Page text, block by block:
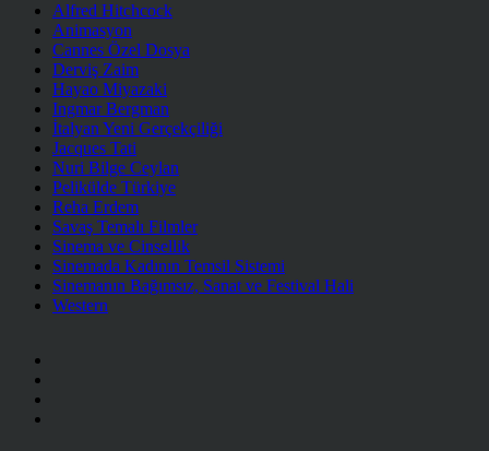
Alfred Hitchcock
Animasyon
Cannes Özel Dosya
Derviş Zaim
Hayao Miyazaki
Ingmar Bergman
İtalyan Yeni Gerçekçiliği
Jacques Tati
Nuri Bilge Ceylan
Pelikülde Türkiye
Reha Erdem
Savaş Temalı Filmler
Sinema ve Cinsellik
Sinemada Kadının Temsil Sistemi
Sinemanın Bağımsız, Sanat ve Festival Hali
Western